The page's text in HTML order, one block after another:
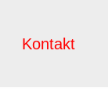
Kontakt